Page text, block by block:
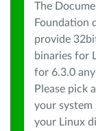
The
Foundation
provide
binaries for
for 6.3.0
Please pick
your
your Linux